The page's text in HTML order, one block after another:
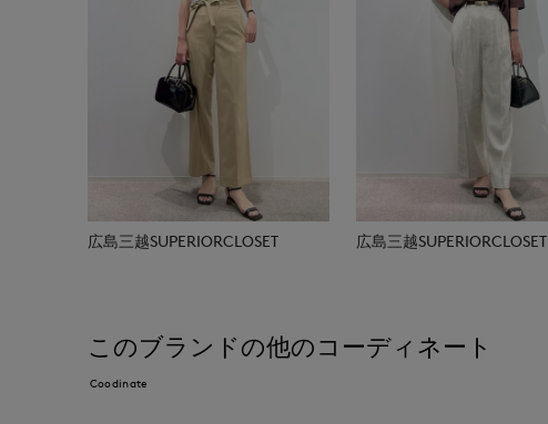
広島三越SUPERIORCLOSET 広島三越SUPERIORCLOSET
このブランドの他のコーディネート
Coodinate